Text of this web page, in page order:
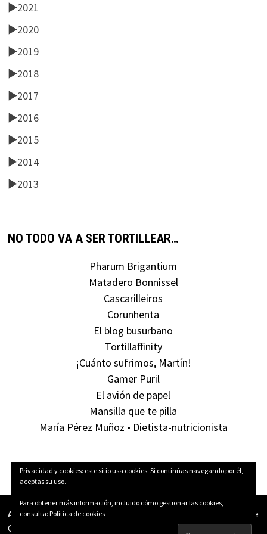
►2021
►2020
►2019
►2018
►2017
►2016
►2015
►2014
►2013
NO TODO VA A SER TORTILLEAR…
Pharum Brigantium
Matadero Bonnissel
Cascarilleiros
Corunhenta
El blog busurbano
Tortillaffinity
¡Cuánto sufrimos, Martín!
Gamer Puril
El avión de papel
Mansilla que te pilla
María Pérez Muñoz • Dietista-nutricionista
Aún Pillas Tortillas!está publicado bajo una licencia
Creative
Commons
Privacidad y cookies: este sitio usa cookies. Si continúas navegando por él,
aceptas su uso.
Para obtener más información, incluido cómo gestionar las cookies,
consulta: Política de cookies